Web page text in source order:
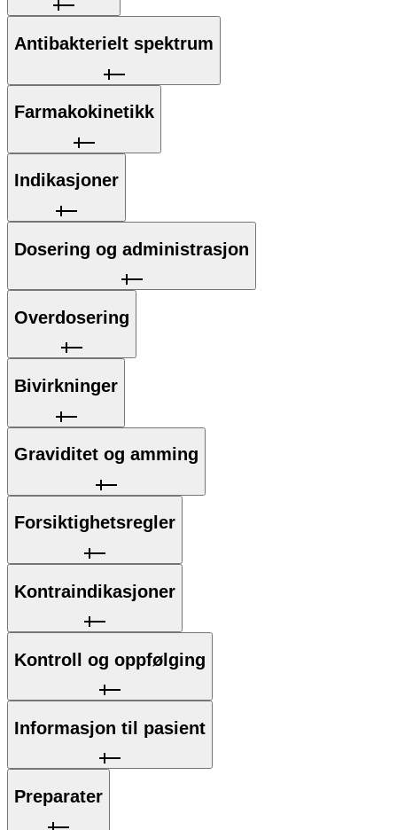
Antibakterielt spektrum
Farmakokinetikk
Indikasjoner
Dosering og administrasjon
Overdosering
Bivirkninger
Graviditet og amming
Forsiktighetsregler
Kontraindikasjoner
Kontroll og oppfølging
Informasjon til pasient
Preparater